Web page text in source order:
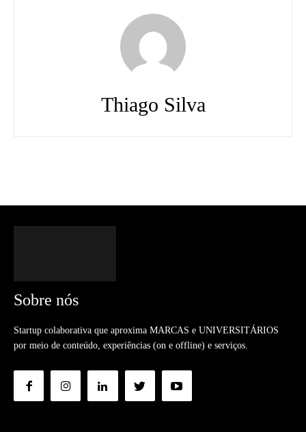
Thiago Silva
Sobre nós
Startup colaborativa que aproxima MARCAS e UNIVERSITÁRIOS
por meio de conteúdo, experiências (on e offline) e serviços.